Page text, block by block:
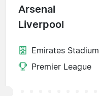
Arsenal
Liverpool
Emirates Stadium
Premier League